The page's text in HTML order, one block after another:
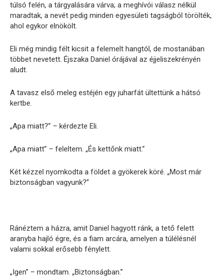
túlsó felén, a tárgyalására várva; a meghívói válasz nélkül
maradtak, a nevét pedig minden egyesületi tagságból törölték,
ahol egykor elnökölt.
Eli még mindig félt kicsit a felemelt hangtól, de mostanában
többet nevetett. Éjszaka Daniel órájával az éjjeliszekrényén
aludt.
A tavasz első meleg estéjén egy juharfát ültettünk a hátsó
kertbe.
„Apa miatt?” – kérdezte Eli.
„Apa miatt” – feleltem. „És kettőnk miatt.”
Két kézzel nyomkodta a földet a gyökerek köré. „Most már
biztonságban vagyunk?”
Ránéztem a házra, amit Daniel hagyott ránk, a tető felett
aranyba hajló égre, és a fiam arcára, amelyen a túlélésnél
valami sokkal erősebb fénylett.
„Igen” – mondtam. „Biztonságban.”